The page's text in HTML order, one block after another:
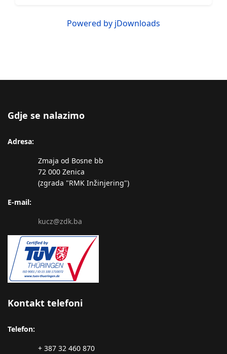
Powered by jDownloads
Gdje se nalazimo
Adresa:
Zmaja od Bosne bb
72 000 Zenica
(zgrada "RMK Inžinjering")
E-mail:
kucz@zdk.ba
Kontakt telefoni
Telefon:
+ 387 32 460 870